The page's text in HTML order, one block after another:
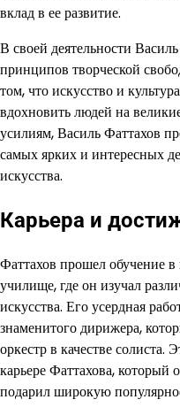
вклад в ее развитие.
В своей деятельности
принципов творческой
том, что искусство и
вдохновить людей на
усилиям, Василь Фаттахов
самых ярких и интересных
искусства.
Карьера и
Фаттахов прошел обучение
училище, где он изучал
искусства. Его усердная
знаменитого дирижера,
оркестр в качестве
карьере Фаттахова,
подарил широкую